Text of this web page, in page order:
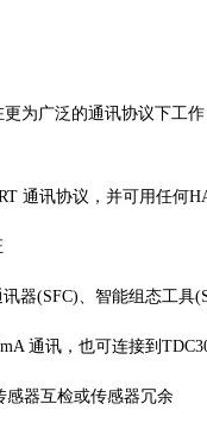
更为 广泛的通讯协议下工
通讯协议，并可用任何
讯器(SFC)、智能组态工具
通讯，也可连接到
感器互检或传感器冗余